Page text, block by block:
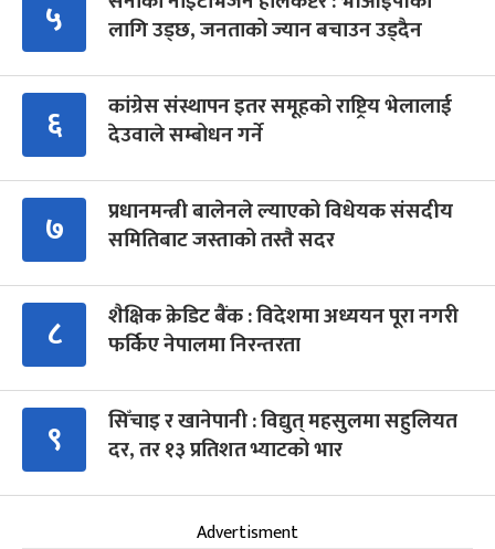
५
लागि उड्छ, जनताको ज्यान बचाउन उड्दैन
६
कांग्रेस संस्थापन इतर समूहको राष्ट्रिय भेलालाई
देउवाले सम्बोधन गर्ने
७
प्रधानमन्त्री बालेनले ल्याएको विधेयक संसदीय
समितिबाट जस्ताको तस्तै सदर
८
शैक्षिक क्रेडिट बैंक : विदेशमा अध्ययन पूरा नगरी
फर्किए नेपालमा निरन्तरता
९
सिँचाइ र खानेपानी : विद्युत् महसुलमा सहुलियत
दर, तर १३ प्रतिशत भ्याटको भार
Advertisment